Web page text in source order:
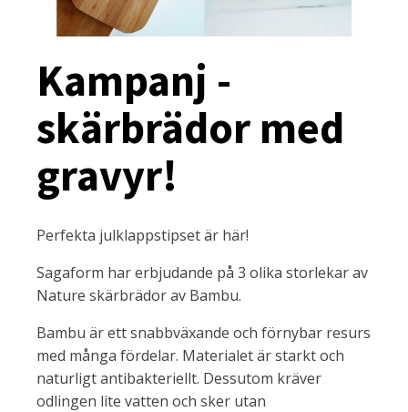
Kampanj -
skärbrädor med
gravyr!
Perfekta julklappstipset är här!
Sagaform har erbjudande på 3 olika storlekar av
Nature skärbrädor av Bambu.
Bambu är ett snabbväxande och förnybar resurs
med många fördelar. Materialet är starkt och
naturligt antibakteriellt. Dessutom kräver
odlingen lite vatten och sker utan